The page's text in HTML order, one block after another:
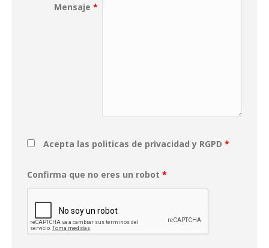
Mensaje*
Acepta las politicas de privacidad y RGPD *
Confirma que no eres un robot *